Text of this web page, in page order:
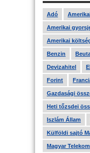
Adó
Amerikai
Amerikai
Benzin
Devizahitel
Forint
Gazdasági
Heti tőzsdei
Iszlám Állam
Külföldi sajtó
Magyar Telekom